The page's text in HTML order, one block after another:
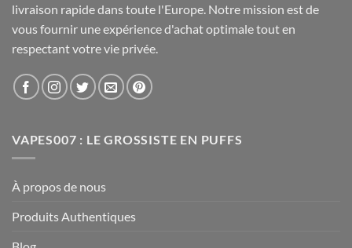
livraison rapide dans toute l'Europe. Notre mission est de
vous fournir une expérience d'achat optimale tout en
respectant votre vie privée.
VAPES007 : LE GROSSISTE EN PUFFS
À propos de nous
Produits Authentiques